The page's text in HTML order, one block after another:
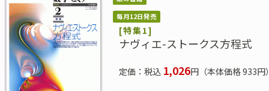
毎月12日発売
[特集1]
ナヴィエ-ストークス方程式
定価：税込 1,026円（本体価格 933円